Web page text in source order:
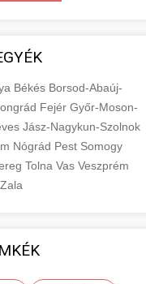
Békés Borsod-Abaúj-
Fejér Győr-Moson-
Jász-Nagykun-Szolnok
Nógrád Pest Somogy
Tolna Vas Veszprém
Zala